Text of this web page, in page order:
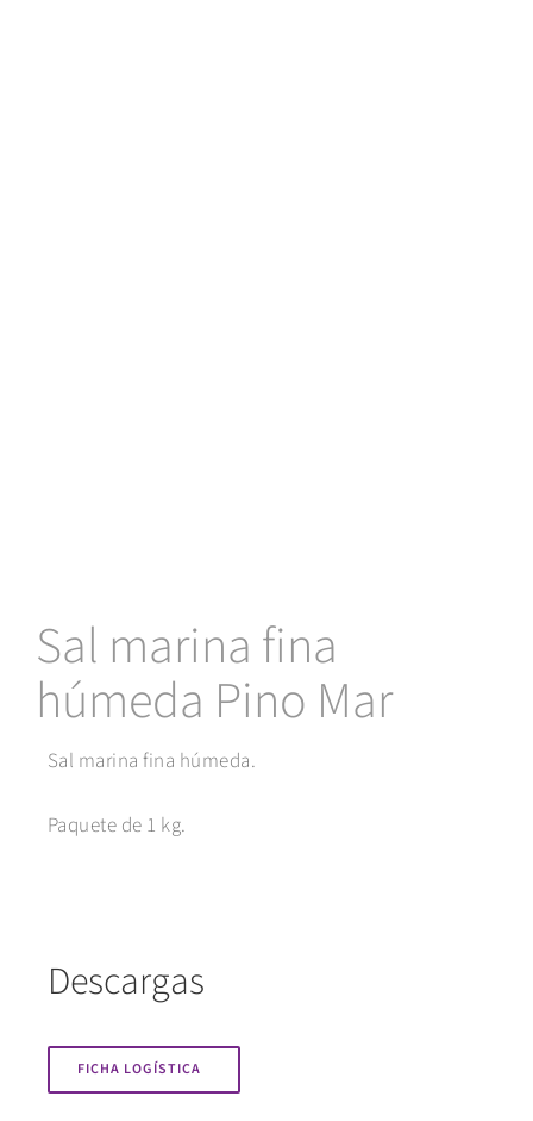
Sal marina fina
húmeda Pino Mar
Sal marina fina húmeda.
Paquete de 1 kg.
Descargas
FICHA LOGÍSTICA